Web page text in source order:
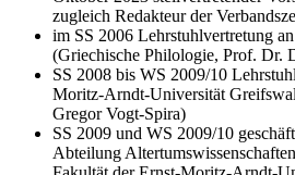
zugleich Redakteur der
im SS 2006 Lehrstuhlvertretung
(Griechische Philologie, Prof. Dr.
SS 2008 bis WS 2009/10
Moritz-Arndt-Universität
Gregor Vogt-Spira)
SS 2009 und WS 2009/10
Abteilung